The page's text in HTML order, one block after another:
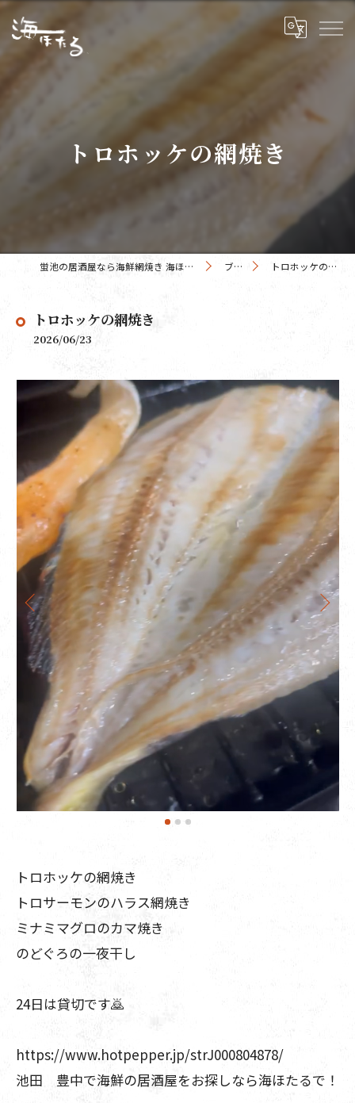
トロホッケの網焼き
蛍池の居酒屋なら海鮮網焼き 海ほたる 蛍池店 ブログ トロホッケの網焼き
トロホッケの網焼き
2026/06/23
トロホッケの網焼き
トロサーモンのハラス網焼き
ミナミマグロのカマ焼き
のどぐろの一夜干し
24日は貸切です🙇
https://www.hotpepper.jp/strJ000804878/
池田 豊中で海鮮の居酒屋をお探しなら海ほたるで！